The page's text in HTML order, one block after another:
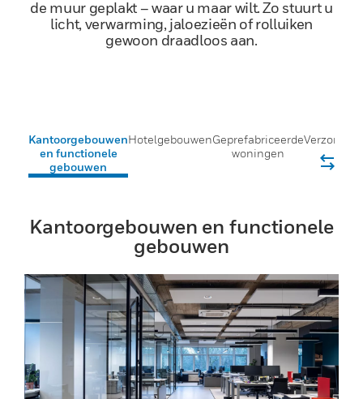
de muur geplakt – waar u maar wilt. Zo stuurt u
licht, verwarming, jaloezieën of rolluiken
gewoon draadloos aan.
Kantoorgebouwen
en functionele
gebouwen
HotelgebouwenGeprefabriceerde
woningen
Kantoorgebouwen en functionele
gebouwen